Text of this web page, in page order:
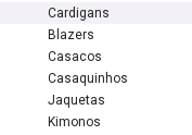
Cardigans
Blazers
Casacos
Casaquinhos
Jaquetas
Kimonos